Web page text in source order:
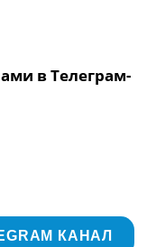
в Телеграм-
КАНАЛ